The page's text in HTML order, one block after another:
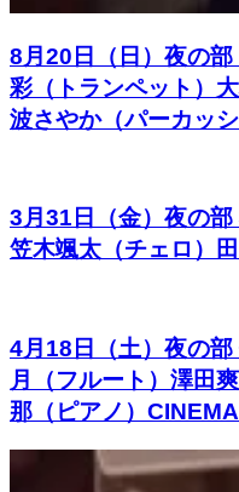
8月20日（日）夜の
彩（トランペット）
波さやか（パーカッ
3月31日（金）夜の部
笠木颯太（チェロ）
4月18日（土）夜の
月（フルート）澤田
那（ピアノ）